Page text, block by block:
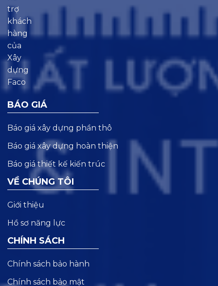
BÁO GIÁ
Báo giá xây dựng phần thô
Báo giá xây dựng hoàn thiện
Báo giá thiết kế kiến trúc
VỀ CHÚNG TÔI
Giới thiệu
Hồ sơ năng lực
CHÍNH SÁCH
Chính sách bảo hành
Chính sách bảo mật